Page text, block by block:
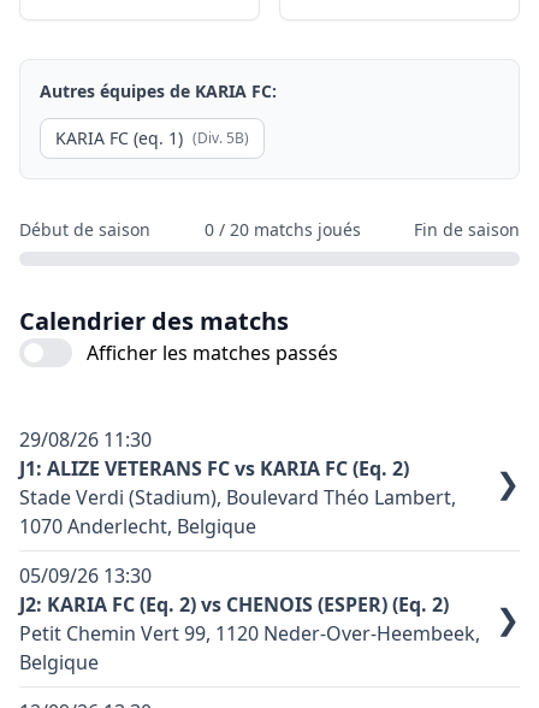
Autres équipes de KARIA FC:
KARIA FC (eq. 1) (Div. 5B)
Début de saison 0/ 20matchs joués Fin de saison
Calendrier des matchs
Afficher les matches passés
29/08/26 11:30
J1: ALIZE VETERANS FC vs KARIA FC (Eq. 2)
Stade Verdi (Stadium), Boulevard Théo Lambert,
1070 Anderlecht, Belgique
❯
Terrain synthétique: non
Code terrain: A08
Couleur principale équipe domicile: Rouge et Noir
Couleur principale équipe exterieure: Noir
05/09/26 13:30
J2: KARIA FC (Eq. 2) vs CHENOIS (ESPER) (Eq. 2)
Petit Chemin Vert 99, 1120 Neder-Over-Heembeek,
Belgique
❯
Terrain synthétique: oui